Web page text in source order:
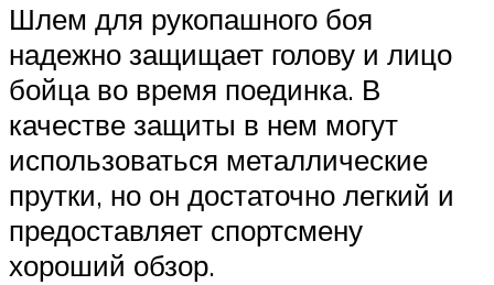
Шлем для рукопашного боя
надежно защищает голову и лицо
бойца во время поединка. В
качестве защиты в нем могут
использоваться металлические
прутки, но он достаточно легкий и
предоставляет спортсмену
хороший обзор.